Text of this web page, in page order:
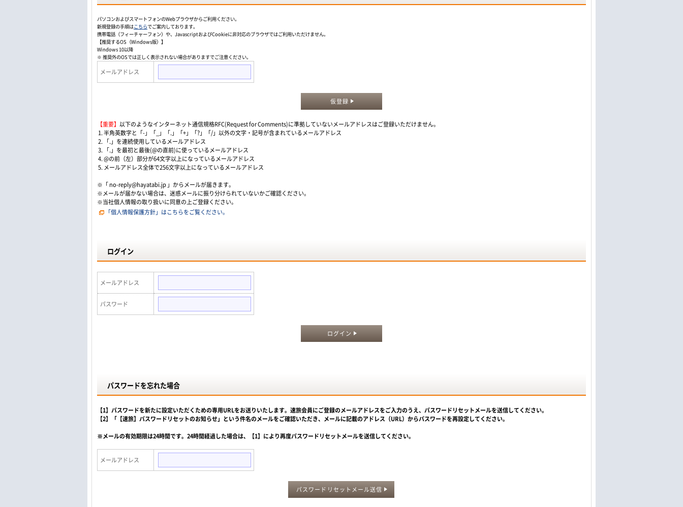
パソコンおよびスマートフォンのWebプラウザからご利用ください。
新規登録の手順はこちらでご案内しております。
携帯電話（フィーチャーフォン）や、JavascriptおよびCookieに非対応のブラウザではご利用いただけません。
【推奨するOS（Windows版）】
Windows 10以降
※ 推奨外のOSでは正しく表示されない場合がありますでご注意ください。
メールアドレス
仮登録
【重要】 以下のようなインターネット通信規格RFC(Request for Comments)に準拠していないメールアドレスはご登録いただけません。
1. 半角英数字と「-」「_」「.」「+」「?」「/」以外の文字・記号が含まれているメールアドレス
2. 「.」を連続使用しているメールアドレス
3. 「.」を最初と最後(@の直前)に使っているメールアドレス
4. @の前（左）部分が64文字以上になっているメールアドレス
5. メールアドレス全体で256文字以上になっているメールアドレス
※「 no-reply@hayatabi.jp 」からメールが届きます。
※メールが届かない場合は、迷惑メールに振り分けられていないかご確認ください。
※当社個人情報の取り扱いに同意の上ご登録ください。
「個人情報保護方針」はこちらをご覧ください。
ログイン
メールアドレス
パスワード
ログイン
パスワードを忘れた場合
【1】パスワードを新たに設定いただくための専用URLをお送りいたします。速旅会員にご登録のメールアドレスをご入力のうえ、パスワードリセットメールを送信してください。
【2】「【速旅】パスワードリセットのお知らせ」という件名のメールをご確認いただき、メールに記載のアドレス（URL）からパスワードを再設定してください。
※メールの有効期限は24時間です。24時間経過した場合は、【1】により再度パスワードリセットメールを送信してください。
メールアドレス
パスワードリセットメール送信